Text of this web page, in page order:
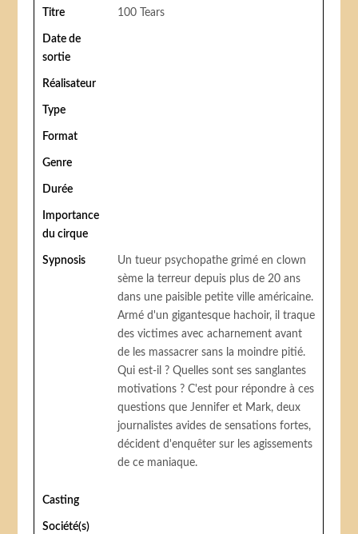
Titre 100 Tears
Date de
sortie
Réalisateur
Type
Format
Genre
Durée
Importance
du cirque
Sypnosis
Un tueur psychopathe grimé en clown
sème la terreur depuis plus de 20 ans
dans une paisible petite ville américaine.
Armé d'un gigantesque hachoir, il traque
des victimes avec acharnement avant
de les massacrer sans la moindre pitié.
Qui est-il ? Quelles sont ses sanglantes
motivations ? C'est pour répondre à ces
questions que Jennifer et Mark, deux
journalistes avides de sensations fortes,
décident d'enquêter sur les agissements
de ce maniaque.
Casting
Société(s)